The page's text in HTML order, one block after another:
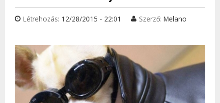
Létrehozás: 12/28/2015 - 22:01 Szerző: Melano